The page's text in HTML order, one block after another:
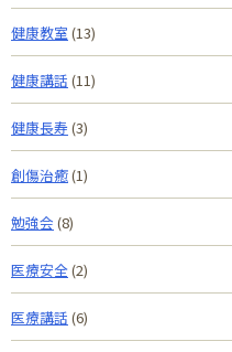
健康教室 (13)
健康講話 (11)
健康長寿(3)
創傷治癒(1)
勉強会 (8)
医療安全(2)
医療講話 (6)